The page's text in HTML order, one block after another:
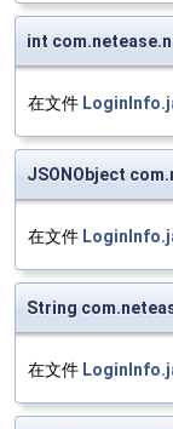
int
在文件
JSONObject
在文件
String
在文件